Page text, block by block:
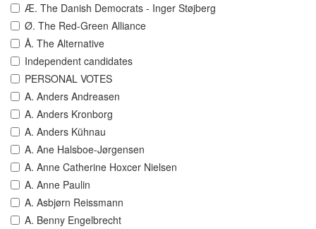
Æ. The Danish Democrats - Inger Støjberg
Ø. The Red-Green Alliance
Å. The Alternative
Independent candidates
PERSONAL VOTES
A. Anders Andreasen
A. Anders Kronborg
A. Anders Kühnau
A. Ane Halsboe-Jørgensen
A. Anne Catherine Hoxcer Nielsen
A. Anne Paulin
A. Asbjørn Reissmann
A. Benny Engelbrecht